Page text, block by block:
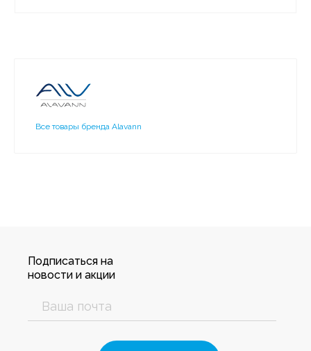
Все товары бренда Alavann
Подписаться на
новости и акции